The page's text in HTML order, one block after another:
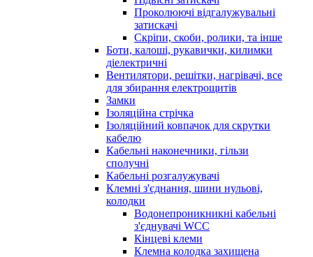
Проколюючі відгалужувальні
затискачі
Скріпи, скоби, ролики, та інше
Боти, калоші, рукавички, килимки
діелектричні
Вентилятори, решітки, нагрівачі, все
для збирання електрощитів
Замки
Ізоляційна стрічка
Ізоляційний ковпачок для скрутки
кабелю
Кабельні наконечники, гільзи
сполучні
Кабельні розгалужувачі
Клемні з'єднання, шини нульові,
колодки
Водонепроникникнi кабельнi
з'єднувачi WCC
Кінцеві клеми
Клемна колодка захищена